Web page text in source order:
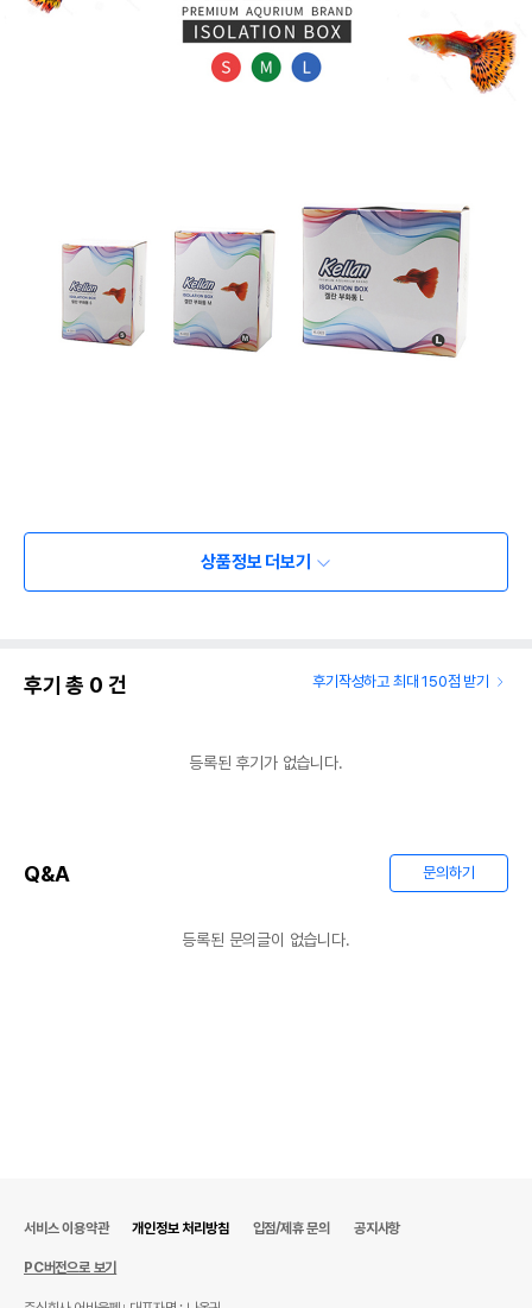
상품정보 더보기
후기 총 0 건 후기작성하고 최대 150점 받기
등록된 후기가 없습니다.
Q&A 문의하기
등록된 문의글이 없습니다.
서비스 이용약관 개인정보 처리방침 입점/제휴 문의 공지사항
PC버전으로 보기